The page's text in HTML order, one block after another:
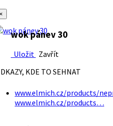
wok pánev 30
Uložit Zavřít
KDE TO SEHNAT
www.elmich.cz/products/
www.elmich.cz/products…